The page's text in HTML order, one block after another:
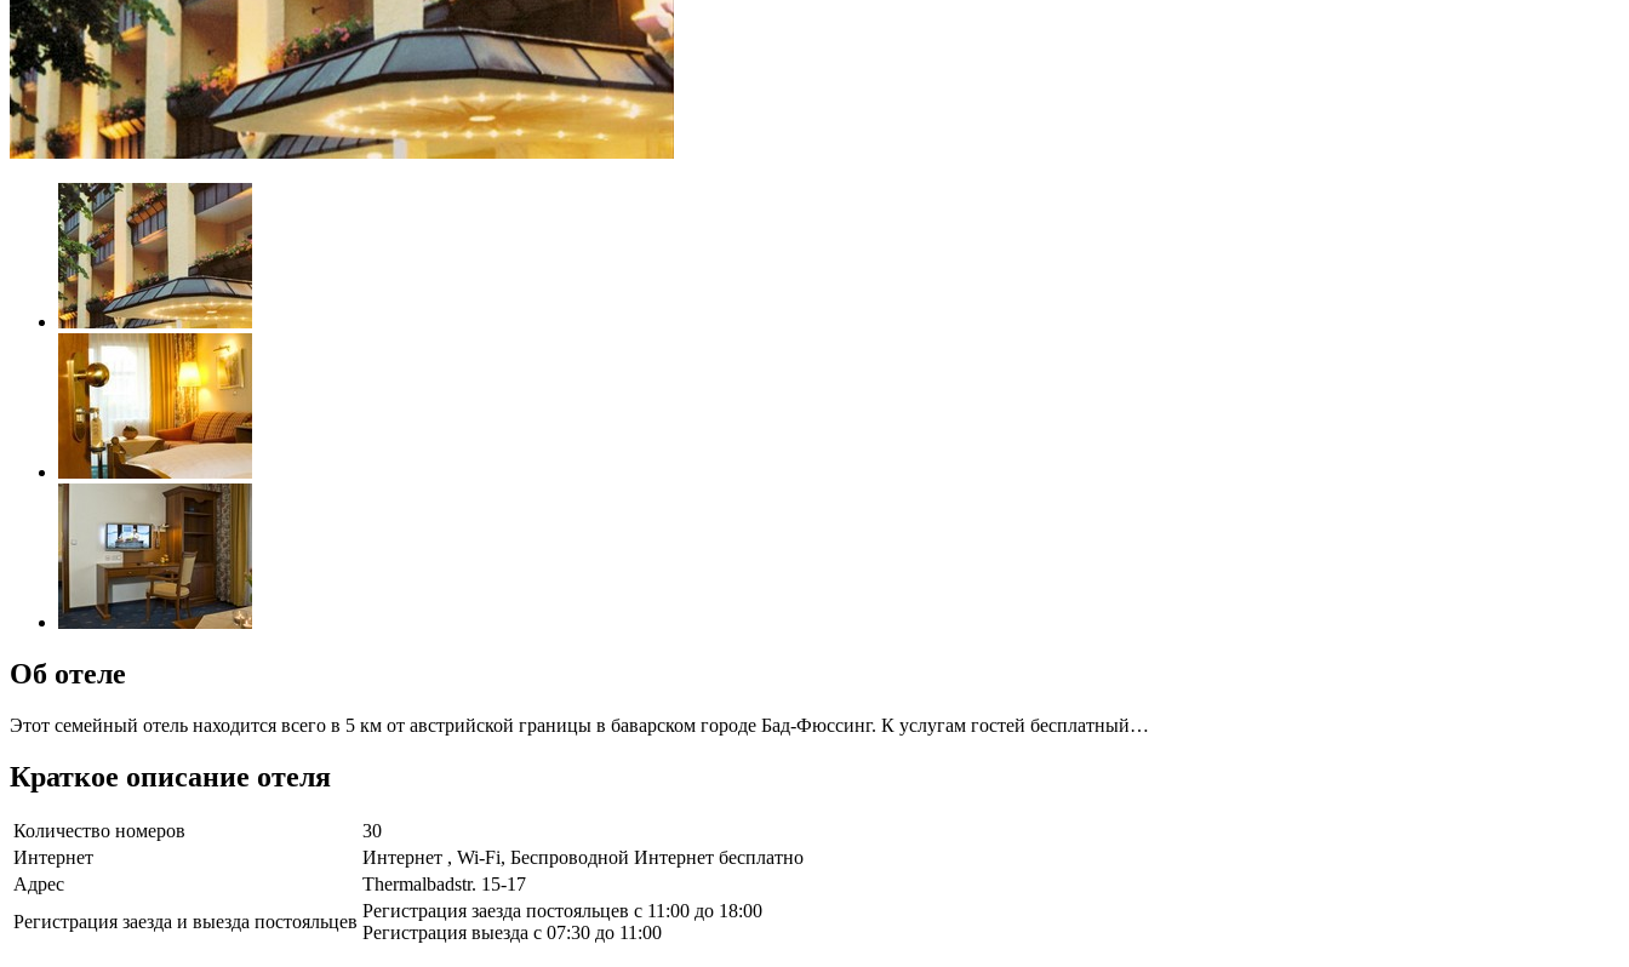
Об отеле
Этот семейный отель находится всего в 5 км от австрийской границы в баварском городе Бад-Фюссинг. К услугам гостей бесплатный…
Краткое описание отеля
Количество номеров
30
Интернет
Интернет , Wi-Fi, Беспроводной Интернет бесплатно
Адрес
Thermalbadstr. 15-17
Регистрация заезда и выезда постояльцев
Регистрация заезда постояльцев с 11:00 до 18:00
Регистрация выезда с 07:30 до 11:00